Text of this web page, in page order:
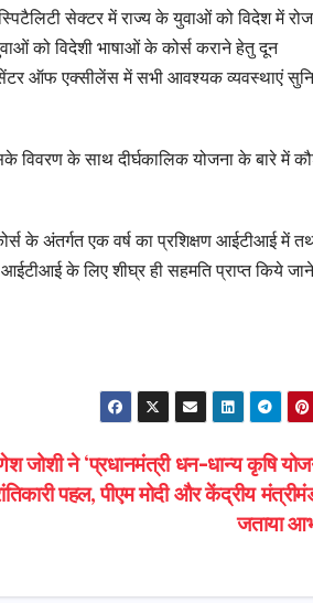
सेक्टर में राज्य के युवाओं को विदेश में
को विदेशी भाषाओं के कोर्स कराने हेतु दून
सेंटर ऑफ एक्सीलेंस में सभी आवश्यक व्यवस्थाएं
विवरण के साथ दीर्घकालिक योजना के बारे में
के अंतर्गत एक वर्ष का प्रशिक्षण आईटीआई में
आईटीआई के लिए शीघ्र ही सहमति प्राप्त किये
जोशी ने ‘प्रधानमंत्री धन-धान्य कृषि
पहल, पीएम मोदी और केंद्रीय
जताया